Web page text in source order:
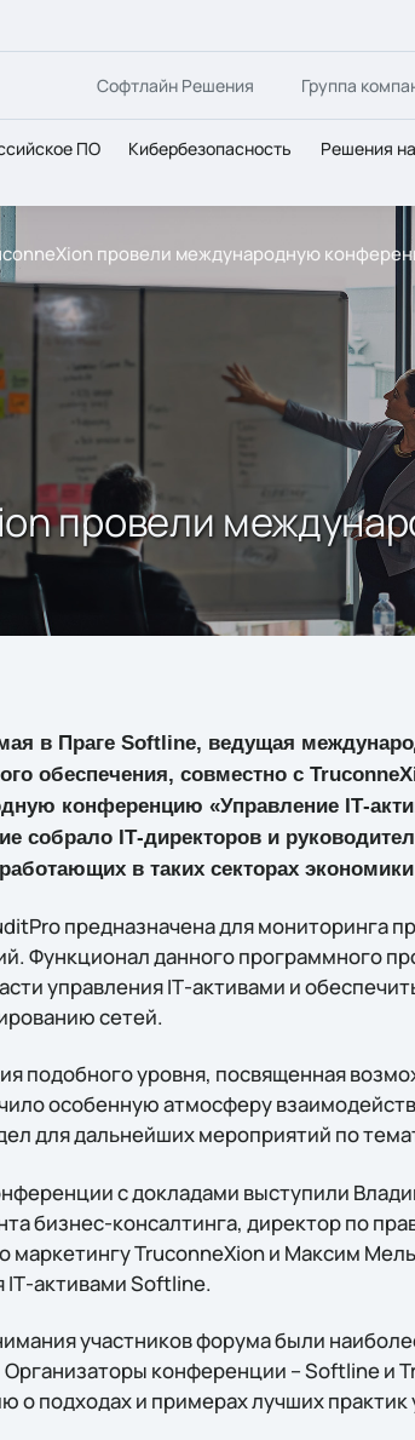
Софтлайн Решения Группа
ПО Кибербезопасность Решения
провели международную
провели
в Праге Softline, ведущая
обеспечения, совместно с
конференцию «Управление IТ-
собрало IТ-директоров и
в таких секторах
предназначена для мониторинга
Функционал данного программного
управления IТ-активами и
сетей.
подобного уровня, посвященная
особенную атмосферу
для дальнейших мероприятий по
с докладами выступили
бизнес-консалтинга, директор по
маркетингу TruconneXion и Максим
IТ-активами Softline.
участников форума были
конференции – Softline и
о подходах и примерах лучших практик